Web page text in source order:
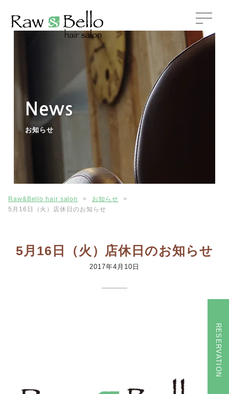
RESERVATION
News
お知らせ
Raw&Bello hair salon > お知らせ
>
5月16日（火）店休日のお知らせ
5月16日（火）店休日のお知らせ
2017年4月10日